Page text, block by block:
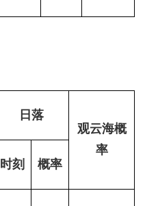
日落
观云海概
率
时刻 概率